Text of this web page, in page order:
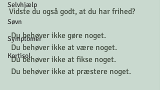
Selvhjælp
Søvn
Symptomer
Kortisol
Vidste du også godt, at du har frihed?
Du behøver ikke gøre noget.
Du behøver ikke at være noget.
Du behøver ikke at fikse noget.
Du behøver ikke at præstere noget.